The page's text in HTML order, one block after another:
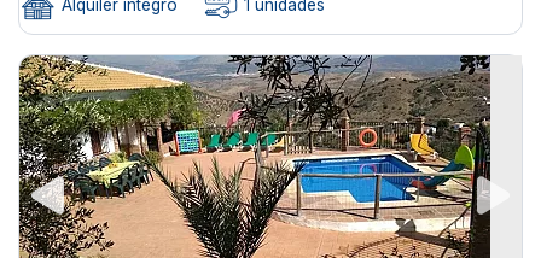
Alquiler íntegro 1 unidades